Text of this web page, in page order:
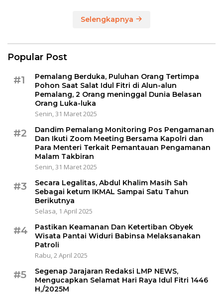
Selengkapnya
Popular Post
#1
Pemalang Berduka, Puluhan Orang Tertimpa
Pohon Saat Salat Idul Fitri di Alun-alun
Pemalang, 2 Orang meninggal Dunia Belasan
Orang Luka-luka
Senin, 31 Maret 2025
#2
Dandim Pemalang Monitoring Pos Pengamanan
Dan Ikuti Zoom Meeting Bersama Kapolri dan
Para Menteri Terkait Pemantauan Pengamanan
Malam Takbiran
Senin, 31 Maret 2025
#3
Secara Legalitas, Abdul Khalim Masih Sah
Sebagai ketum IKMAL Sampai Satu Tahun
Berikutnya
Selasa, 1 April 2025
#4
Pastikan Keamanan Dan Ketertiban Obyek
Wisata Pantai Widuri Babinsa Melaksanakan
Patroli
Rabu, 2 April 2025
#5
Segenap Jarajaran Redaksi LMP NEWS,
Mengucapkan Selamat Hari Raya Idul Fitri 1446
H,/2025M